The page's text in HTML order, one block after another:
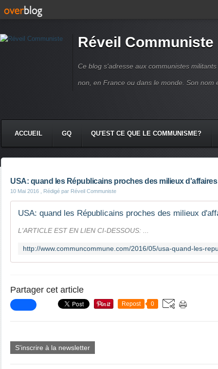
Réveil Communiste
Ce blog s'adresse aux communistes
non, en France ou dans le monde. Son nom
ACCUEIL GQ QU'EST CE QUE LE COMMUNISME?
USA: quand les Républicains proches des milieux
10 Mai 2016 , Rédigé par Réveil Communiste
L'ARTICLE EST EN LIEN CI-DESSOUS: ...
Partager cet article
Repost 0
S'inscrire à la newsletter